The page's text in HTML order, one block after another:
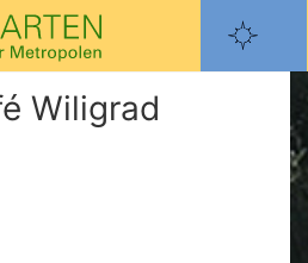
Wiligrad